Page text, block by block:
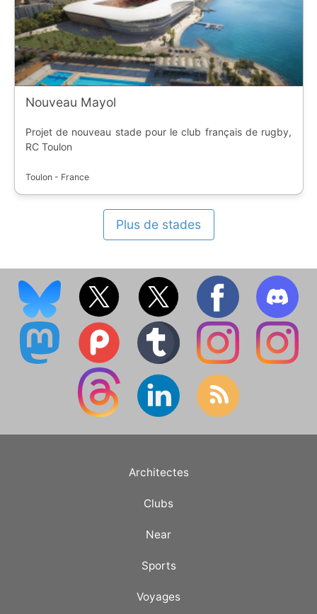
Nouveau Mayol
Projet de nouveau stade pour le club français de rugby,
RC Toulon
Toulon - France
Plus de stades
Architectes
Clubs
Near
Sports
Voyages